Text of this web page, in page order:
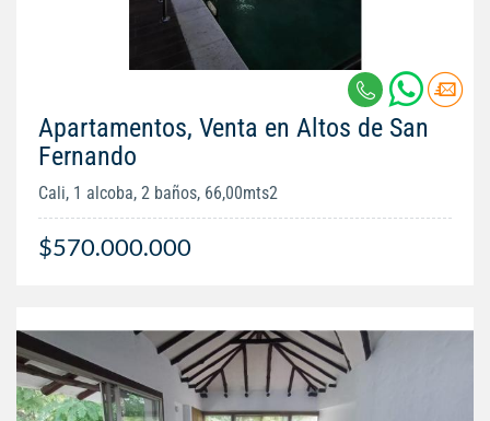
Apartamentos, Venta en Altos de San
Fernando
Cali, 1 alcoba, 2 baños, 66,00mts2
$570.000.000